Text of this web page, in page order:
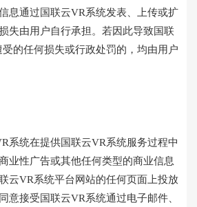
息通过国联云VR系统发表、上传或扩
失由用户自行承担。若因此导致国联
的任何损失或行政处罚的，均由用户
系统在提供国联云VR系统服务过程中
业性广告或其他任何类型的商业信息
云VR系统平台网站的任何页面上投放
意接受国联云VR系统通过电子邮件、